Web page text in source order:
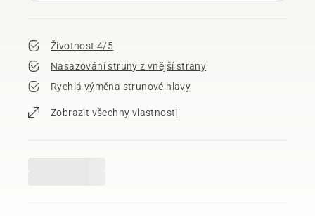
Životnost 4/5
Nasazování struny z vnější strany
Rychlá výměna strunové hlavy
Zobrazit všechny vlastnosti